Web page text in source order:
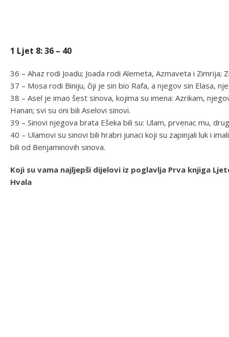
1 Ljet 8: 36 – 40
36 – Ahaz rodi Joadu; Joada rodi Alemeta, Azmaveta i Zimrija;
37 – Mosa rodi Biniju, čiji je sin bio Rafa, a njegov sin Elasa,
38 – Asel je imao šest sinova, kojima su imena: Azrikam,
Hanan; svi su oni bili Aselovi sinovi.
39 – Sinovi njegova brata Ešeka bili su: Ulam, prvenac mu,
40 – Ulamovi su sinovi bili hrabri junaci koji su zapinjali luk i
bili od Benjaminovih sinova.
Koji su vama najljepši dijelovi iz poglavlja Prva knjiga
Hvala